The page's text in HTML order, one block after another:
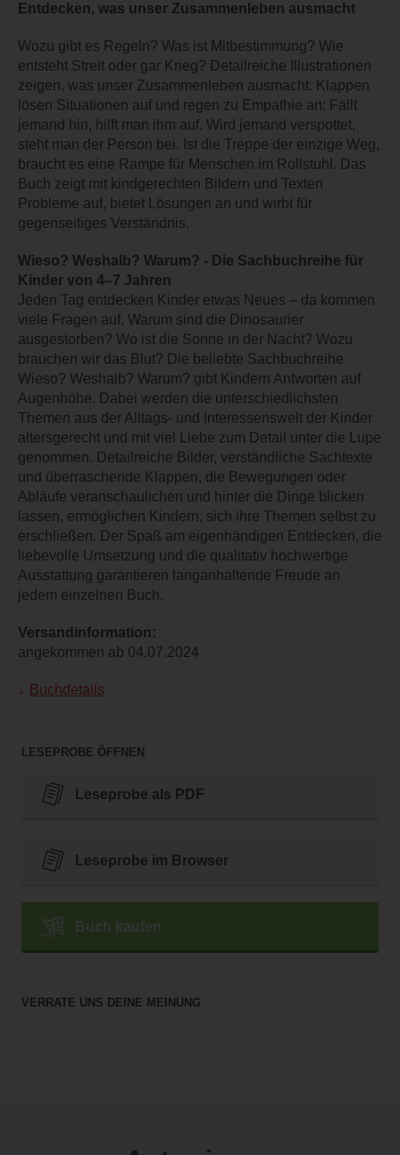
Entdecken, was unser Zusammenleben ausmacht
Wozu gibt es Regeln? Was ist Mitbestimmung? Wie
entsteht Streit oder gar Krieg? Detailreiche Illustrationen
zeigen, was unser Zusammenleben ausmacht. Klappen
lösen Situationen auf und regen zu Empathie an: Fällt
jemand hin, hilft man ihm auf. Wird jemand verspottet,
steht man der Person bei. Ist die Treppe der einzige Weg,
braucht es eine Rampe für Menschen im Rollstuhl. Das
Buch zeigt mit kindgerechten Bildern und Texten
Probleme auf, bietet Lösungen an und wirbt für
gegenseitiges Verständnis.
Wieso? Weshalb? Warum? - Die Sachbuchreihe für
Kinder von 4–7 Jahren
Jeden Tag entdecken Kinder etwas Neues – da kommen
viele Fragen auf. Warum sind die Dinosaurier
ausgestorben? Wo ist die Sonne in der Nacht? Wozu
brauchen wir das Blut? Die beliebte Sachbuchreihe
Wieso? Weshalb? Warum? gibt Kindern Antworten auf
Augenhöhe. Dabei werden die unterschiedlichsten
Themen aus der Alltags- und Interessenswelt der Kinder
altersgerecht und mit viel Liebe zum Detail unter die Lupe
genommen. Detailreiche Bilder, verständliche Sachtexte
und überraschende Klappen, die Bewegungen oder
Abläufe veranschaulichen und hinter die Dinge blicken
lassen, ermöglichen Kindern, sich ihre Themen selbst zu
erschließen. Der Spaß am eigenhändigen Entdecken, die
liebevolle Umsetzung und die qualitativ hochwertige
Ausstattung garantieren langanhaltende Freude an
jedem einzelnen Buch.
Versandinformation:
angekommen ab 04.07.2024
Buchdetails
LESEPROBE ÖFFNEN
Leseprobe als PDF
Leseprobe im Browser
Buch kaufen
VERRATE UNS DEINE MEINUNG